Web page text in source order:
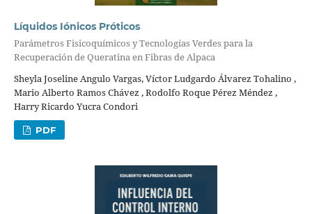
Líquidos Iónicos Próticos
Parámetros Fisicoquímicos y Tecnologías Verdes para la
Recuperación de Queratina en Fibras de Alpaca
Sheyla Joseline Angulo Vargas, Víctor Ludgardo Álvarez Tohalino ,
Mario Alberto Ramos Chávez , Rodolfo Roque Pérez Méndez ,
Harry Ricardo Yucra Condori
PDF